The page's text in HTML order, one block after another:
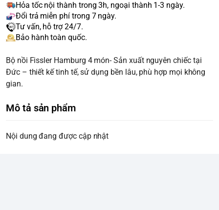
Hỏa tốc nội thành trong 3h, ngoại thành 1-3 ngày.
Đổi trả miễn phí trong 7 ngày.
Tư vấn, hỗ trợ 24/7.
Bảo hành toàn quốc.
Bộ nồi Fissler Hamburg 4 món- Sản xuất nguyên chiếc tại
Đức – thiết kế tinh tế, sử dụng bền lâu, phù hợp mọi không
gian.
Mô tả sản phẩm
Nội dung đang được cập nhật